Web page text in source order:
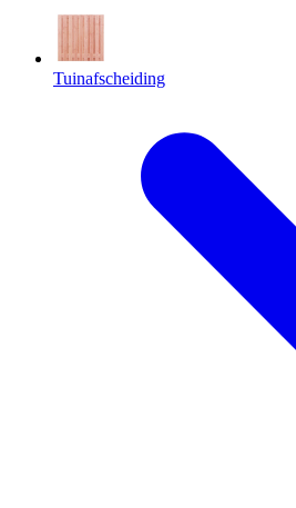
Tuinafscheiding